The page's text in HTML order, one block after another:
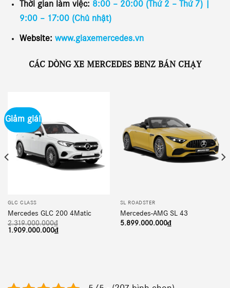
Thời gian làm việc: 8:00 – 20:00 (Thứ 2 – Thứ 7) |
9:00 – 17:00 (Chủ nhật)
Website: www.giaxemercedes.vn
CÁC DÒNG XE MERCEDES BENZ BÁN CHẠY
Giảm giá!
GLC CLASS
Mercedes GLC 200 4Matic
2.319.000.000₫
Giá
1.909.000.000₫Giá
SL ROADSTER
Mercedes-AMG SL 43
5.899.000.000₫